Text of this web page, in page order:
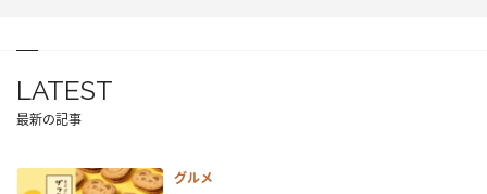
LATEST
最新の記事
グルメ